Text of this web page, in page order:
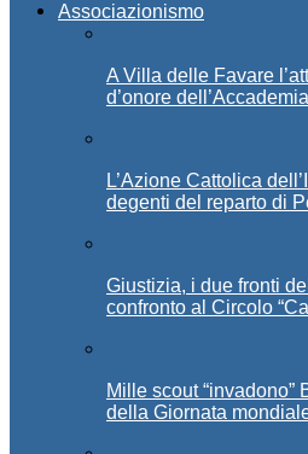
Associazionismo
A Villa delle Favare
d’onore dell’Accademia
L’Azione Cattolica
degenti del reparto di
Giustizia, i due fronti
confronto al Circolo
Mille scout
della Giornata